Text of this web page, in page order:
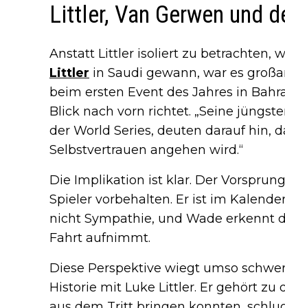
Littler, Van Gerwen und
Anstatt Littler isoliert zu betrachten,
Littler in Saudi gewann, war es
beim ersten Event des Jahres in
Blick nach vorn richtet. „Seine
der World Series, deuten darauf hin,
Selbstvertrauen angehen wird.“
Die Implikation ist klar. Der
Spieler vorbehalten. Er ist im
nicht Sympathie, und Wade erkennt
Fahrt aufnimmt.
Diese Perspektive wiegt umso
Historie mit Luke Littler. Er gehört zu